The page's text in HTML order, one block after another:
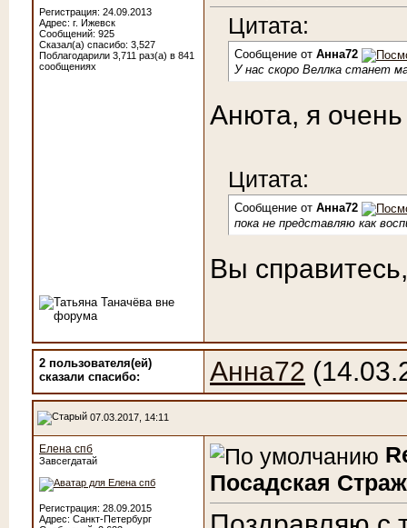
Регистрация: 24.09.2013
Адрес: г. Ижевск
Сообщений: 925
Сказал(а) спасибо: 3,527
Поблагодарили 3,711 раз(а) в 841
сообщениях
Цитата:
Сообщение от Анна72
У нас скоро Веллка станет
Анюта, я
Цитата:
Сообщение от Анна72
пока не представляю как
Вы
2 пользователя(ей)
сказали cпасибо:
Анна72
07.03.2017, 14:11
Елена спб
Завсегдатай
Регистрация: 28.09.2015
Адрес: Санкт-Петербург
Посадская